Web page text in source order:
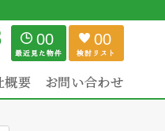
00 00